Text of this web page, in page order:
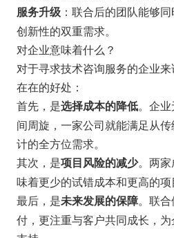
服务升级：联合后的团队能够
创新性的双重需求。
对企业意味着什么？
对于寻求技术咨询服务的企业
在在的好处：
首先，是选择成本的降低。企
间周旋，一家公司就能满足从
计的全方位需求。
其次，是项目风险的减少。两
味着更少的试错成本和更高的项
最后，是未来发展的保障。联
付，更注重与客户共同成长，